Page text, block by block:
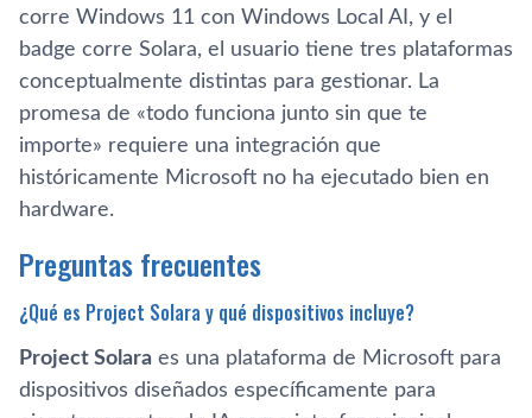
corre Windows 11 con Windows Local AI, y el
badge corre Solara, el usuario tiene tres plataformas
conceptualmente distintas para gestionar. La
promesa de «todo funciona junto sin que te
importe» requiere una integración que
históricamente Microsoft no ha ejecutado bien en
hardware.
Preguntas frecuentes
¿Qué es Project Solara y qué dispositivos incluye?
Project Solara es una plataforma de Microsoft para
dispositivos diseñados específicamente para